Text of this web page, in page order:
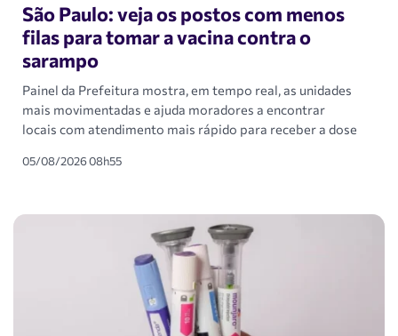
São Paulo: veja os postos com menos
filas para tomar a vacina contra o
sarampo
Painel da Prefeitura mostra, em tempo real, as unidades
mais movimentadas e ajuda moradores a encontrar
locais com atendimento mais rápido para receber a dose
05/08/2026 08h55